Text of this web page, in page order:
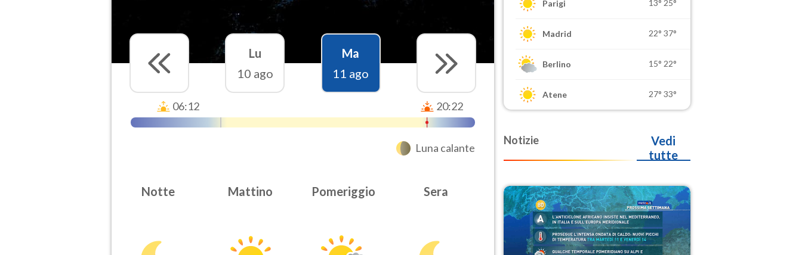
Lu
10 ago
Ma
11 ago
06:12 20:22
Luna calante
Notte Mattino Pomeriggio Sera
Parigi 13° 25°
Madrid 22° 37°
Berlino 15° 22°
Atene 27° 33°
Notizie
Vedi
tutte